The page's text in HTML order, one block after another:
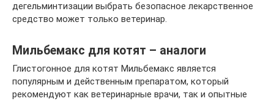
дегельминтизации выбрать безопасное лекарственное
средство может только ветеринар.
Мильбемакс для котят – аналоги
Глистогонное для котят Мильбемакс является
популярным и действенным препаратом, который
рекомендуют как ветеринарные врачи, так и опытные